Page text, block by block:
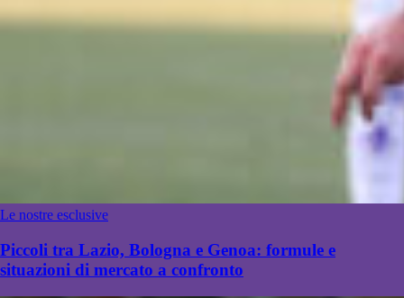
Le nostre esclusive
Piccoli tra Lazio, Bologna e Genoa: formule e
situazioni di mercato a confronto